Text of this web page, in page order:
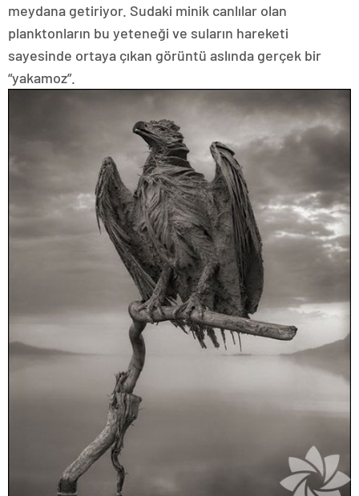
meydana getiriyor. Sudaki minik canlılar olan
planktonların bu yeteneği ve suların hareketi
sayesinde ortaya çıkan görüntü aslında gerçek bir
“yakamoz”.